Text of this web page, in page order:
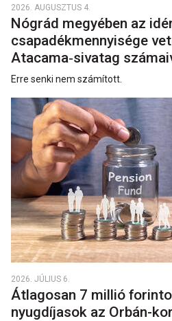
2026. AUGUSZTUS 4.
Nógrád megyében az
csapadékmennyisége
Atacama‑sivatag
Erre senki nem számított.
2026. JÚLIUS 6.
Átlagosan 7 millió
nyugdíjasok az Orbán-